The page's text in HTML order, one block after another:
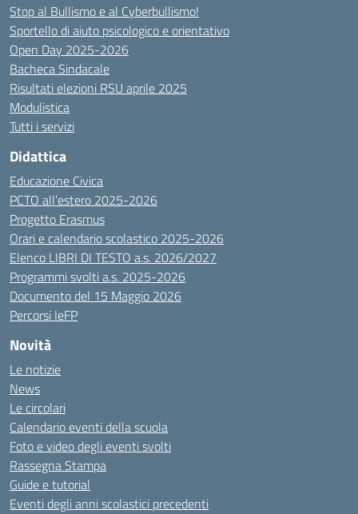
Stop al Bullismo e al Cyberbullismo!
Sportello di aiuto psicologico e orientativo
Open Day 2025-2026
Bacheca Sindacale
Risultati elezioni RSU aprile 2025
Modulistica
Tutti i servizi
Didattica
Educazione Civica
PCTO all’estero 2025-2026
Progetto Erasmus
Orari e calendario scolastico 2025-2026
Elenco LIBRI DI TESTO a.s. 2026/2027
Programmi svolti a.s. 2025-2026
Documento del 15 Maggio 2026
Percorsi IeFP
Novità
Le notizie
News
Le circolari
Calendario eventi della scuola
Foto e video degli eventi svolti
Rassegna Stampa
Guide e tutorial
Eventi degli anni scolastici precedenti